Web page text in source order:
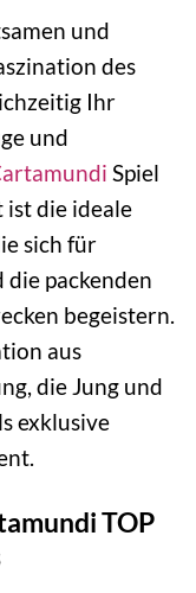
und
des
Ihr
und
Spiel
die ideale
sich für
die packenden
begeistern.
aus
die Jung und
exklusive
TOP